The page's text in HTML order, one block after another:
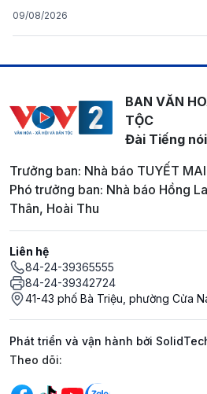
09/08/2026
BAN VĂN
TỘC
Đài Tiếng
Trưởng ban: Nhà báo TUYẾT MAI
Phó trưởng ban: Nhà báo Hồng
Thân, Hoài Thu
Liên hệ
84-24-39365555
84-24-39342724
41-43 phố Bà Triệu, phường Cửa
Phát triển và vận hành bởi
Mạng xã hội
Theo dõi: